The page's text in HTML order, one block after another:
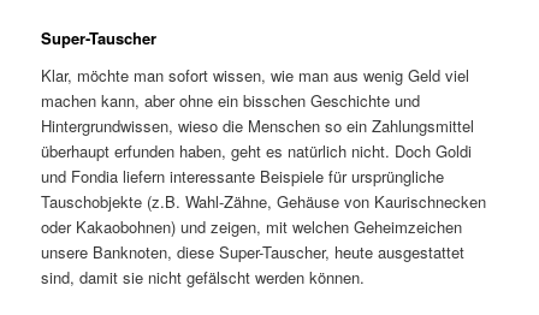
Super-Tauscher
Klar, möchte man sofort wissen, wie man aus wenig Geld viel
machen kann, aber ohne ein bisschen Geschichte und
Hintergrundwissen, wieso die Menschen so ein Zahlungsmittel
überhaupt erfunden haben, geht es natürlich nicht. Doch Goldi
und Fondia liefern interessante Beispiele für ursprüngliche
Tauschobjekte (z.B. Wahl-Zähne, Gehäuse von Kaurischnecken
oder Kakaobohnen) und zeigen, mit welchen Geheimzeichen
unsere Banknoten, diese Super-Tauscher, heute ausgestattet
sind, damit sie nicht gefälscht werden können.